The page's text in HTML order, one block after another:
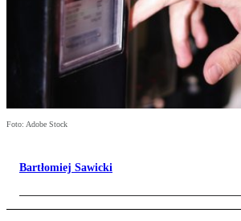
Foto: Adobe Stock
Bartłomiej Sawicki